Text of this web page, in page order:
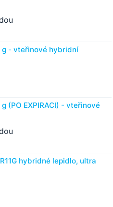
g - vteřinové hybridní
(PO EXPIRACI) - vteřinové
hybridné lepidlo, ultra